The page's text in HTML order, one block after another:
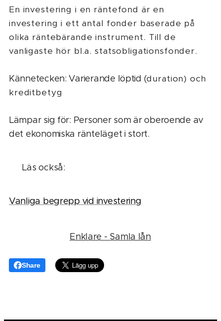
En investering i en räntefond är en
investering i ett antal fonder baserade på
olika räntebärande instrument. Till de
vanligaste hör bl.a. statsobligationsfonder.
Kännetecken: Varierande löptid (duration) och
kreditbetyg
Lämpar sig för: Personer som är oberoende av
det ekonomiska ränteläget i stort.
👉 Läs också:
Vanliga begrepp vid investering
Enklare - Samla lån
Share